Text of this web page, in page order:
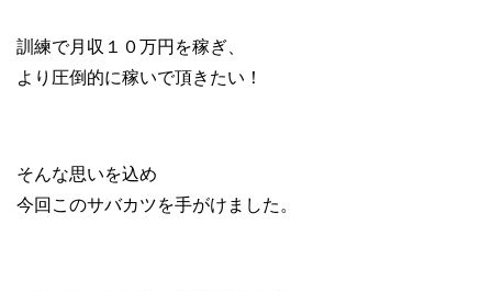
訓練で月収１０万円を稼ぎ、
より圧倒的に稼いで頂きたい！
そんな思いを込め
今回このサバカツを手がけました。